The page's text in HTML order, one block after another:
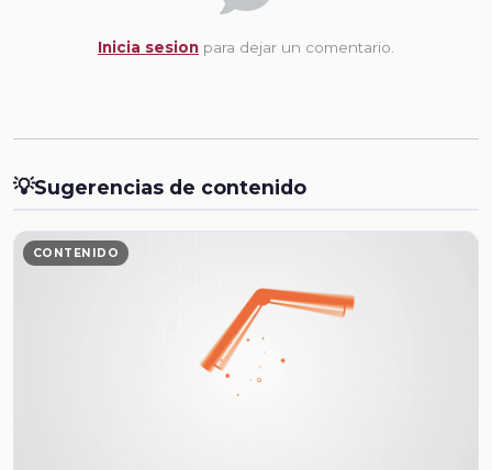
Inicia sesion para dejar un comentario.
💡Sugerencias de contenido
CONTENIDO